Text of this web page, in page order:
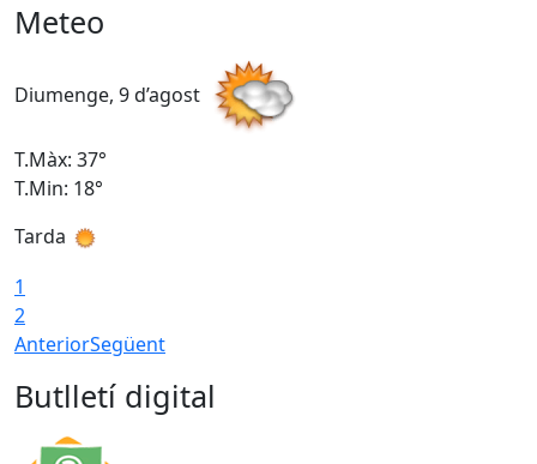
Meteo
Diumenge, 9 d’agost
T.Màx: 37°
T.Min: 18°
Tarda
1
2
AnteriorSegüent
Butlletí digital